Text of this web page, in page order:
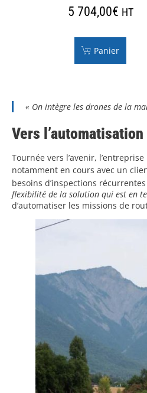
5 704,00€ HT
Panier
« On intègre les drones de la
Vers
Tournée vers l’avenir,
notamment en cours avec un
besoins d’inspections
flexibilité de la solution qui est en
d’automatiser les missions de